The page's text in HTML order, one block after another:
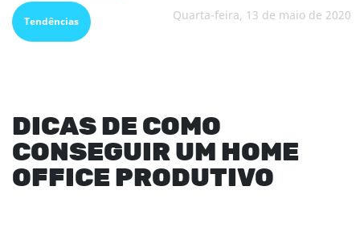
Tendências quarta-feira, 13 de maio de 2020
DICAS DE COMO
CONSEGUIR UM HOME
OFFICE PRODUTIVO